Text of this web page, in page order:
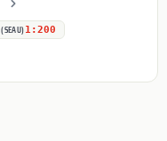
1:200